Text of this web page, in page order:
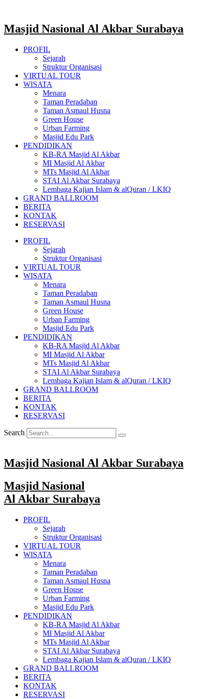
Masjid Nasional Al Akbar Surabaya
PROFIL
Sejarah
Struktur Organisasi
VIRTUAL TOUR
WISATA
Menara
Taman Peradaban
Taman Asmaul Husna
Green House
Urban Farming
Masjid Edu Park
PENDIDIKAN
KB-RA Masjid Al Akbar
MI Masjid Al Akbar
MTs Masjid Al Akbar
STAI Al Akbar Surabaya
Lembaga Kajian Islam & alQuran / LKIQ
GRAND BALLROOM
BERITA
KONTAK
RESERVASI
PROFIL
Sejarah
Struktur Organisasi
VIRTUAL TOUR
WISATA
Menara
Taman Peradaban
Taman Asmaul Husna
Green House
Urban Farming
Masjid Edu Park
PENDIDIKAN
KB-RA Masjid Al Akbar
MI Masjid Al Akbar
MTs Masjid Al Akbar
STAI Al Akbar Surabaya
Lembaga Kajian Islam & alQuran / LKIQ
GRAND BALLROOM
BERITA
KONTAK
RESERVASI
Search
Masjid Nasional Al Akbar Surabaya
Masjid Nasional
Al Akbar Surabaya
PROFIL
Sejarah
Struktur Organisasi
VIRTUAL TOUR
WISATA
Menara
Taman Peradaban
Taman Asmaul Husna
Green House
Urban Farming
Masjid Edu Park
PENDIDIKAN
KB-RA Masjid Al Akbar
MI Masjid Al Akbar
MTs Masjid Al Akbar
STAI Al Akbar Surabaya
Lembaga Kajian Islam & alQuran / LKIQ
GRAND BALLROOM
BERITA
KONTAK
RESERVASI